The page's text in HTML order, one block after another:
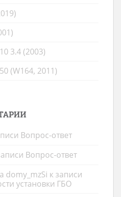
3.4 (2003)
(W164, 2011)
Вопрос-ответ
Вопрос-ответ
domy_mzSi к записи
установки ГБО